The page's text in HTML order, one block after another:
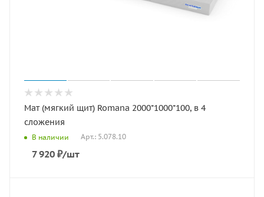
Мат (мягкий щит) Romana 2000*1000*100, в 4
сложения
В наличии Арт.: 5.078.10
7 920 ₽/шт